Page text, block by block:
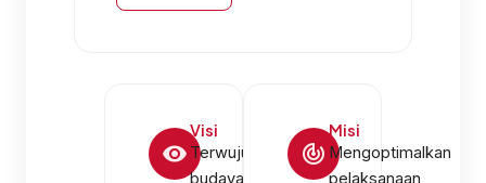
Visi
Terwujudnya
budaya
Misi
Mengoptimalkan
pelaksanaan